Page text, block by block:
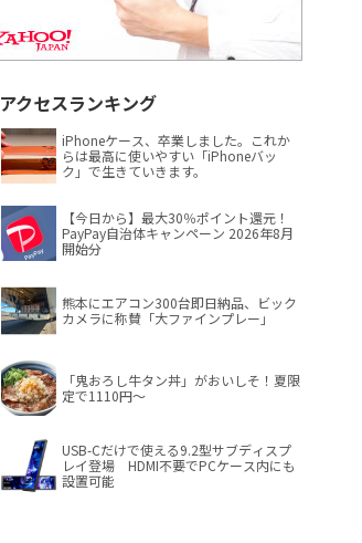
アクセスランキング
iPhoneケース、卒業しました。これか
らは最高に使いやすい「iPhoneバッ
ク」で生きていきます。
【今日から】最大30％ポイント還元！
PayPay自治体キャンペーン 2026年8月
開始分
熊本にエアコン300台即日納品、ビック
カメラに称賛「大ファインプレー」
「鬼おろし牛タン丼」がおいしそ！夏限
定で1110円～
USB-Cだけで使える9.2型サブディスプ
レイ登場 HDMI不要でPCケース内にも
設置可能